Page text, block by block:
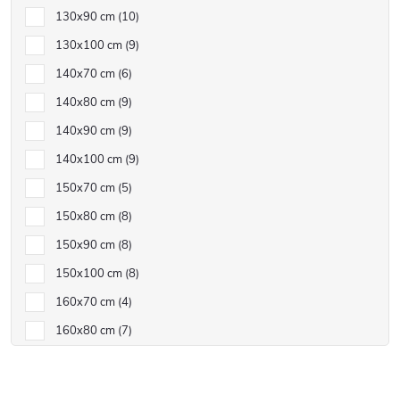
130x90 cm 10
130x100 cm 9
140x70 cm 6
140x80 cm 9
140x90 cm 9
140x100 cm 9
150x70 cm 5
150x80 cm 8
150x90 cm 8
150x100 cm 8
160x70 cm 4
160x80 cm 7